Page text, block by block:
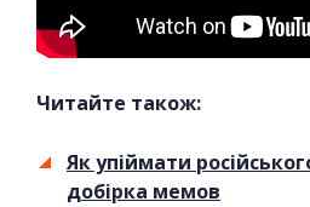
Читайте також:
Як упіймати
добірка мемов